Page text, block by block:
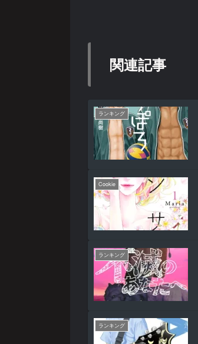
関連記事
ランキング
Cookie
ランキング
ランキング